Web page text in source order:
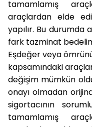
tamamlamış
araçlardan elde
yapılır. Bu
fark tazminat
Eşdeğer veya
kapsamındaki
değişim mümkün
onayı olmadan
sigortacının
tamamlamış